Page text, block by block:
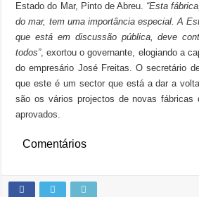
Estado do Mar, Pinto de Abreu. “Esta
do mar, tem uma importância especial. A
que está em discussão pública, deve
todos”, exortou o governante, elogiando a
do empresário José Freitas. O secretário
que este é um sector que está a dar a
são os vários projectos de novas fábricas
aprovados.
Comentários